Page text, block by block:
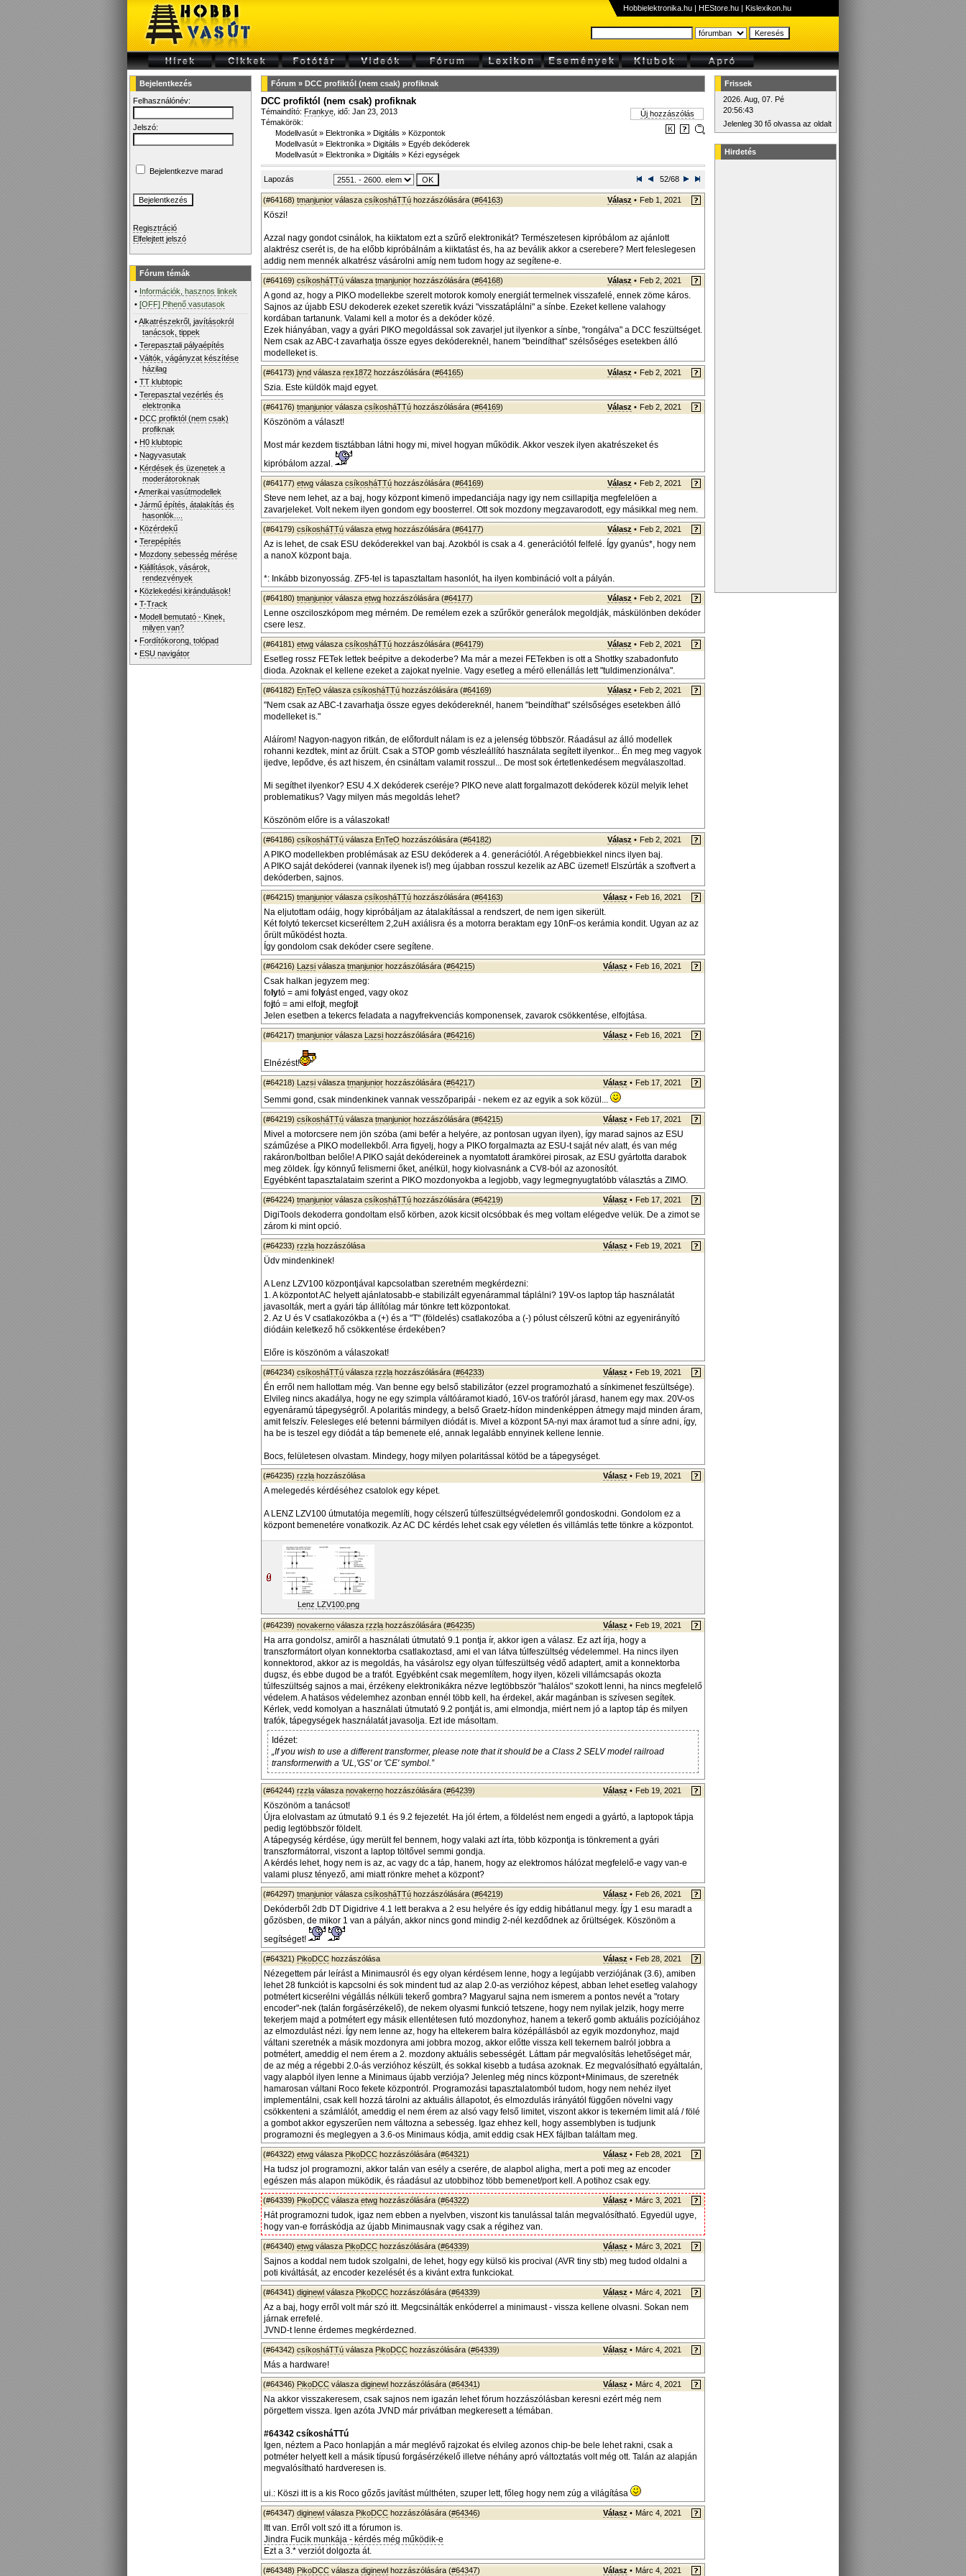
Hobbielektronika.hu | HEStore.hu | Kislexikon.hu
Bejelentkezés
Felhasználónév:
Jelszó:
Bejelentkezve marad
Regisztráció
Elfelejtett jelszó
Fórum témák
• Információk, hasznos linkek
•[OFF] Pihenő vasutasok
•Alkatrészekről, javításokról
tanácsok, tippek
•Terepasztali pályaépítés
•Váltók, vágányzat készítése
házilag
•TT klubtopic
•Terepasztal vezérlés és
elektronika
• DCC profiktól (nem csak)
profiknak
• H0 klubtopic
• Nagyvasutak
• Kérdések és üzenetek a
moderátoroknak
•Amerikai vasútmodellek
•Jármű építés, átalakítás és
hasonlók....
• Közérdekű
•Terepépítés
• Mozdony sebesség mérése
• Kiállítások, vásárok,
rendezvények
• Közlekedési kirándulások!
•T-Track
• Modell bemutató - Kinek,
milyen van?
• Fordítókorong, tolópad
• ESU navigátor
Fórum » DCC profiktól (nem csak) profiknak
DCC profiktól (nem csak) profiknak
Témaindító: Frankye , idő: Jan 23, 2013
Témakörök:
Modellvasút » Elektronika » Digitális » Központok
Modellvasút » Elektronika » Digitális » Egyéb dekóderek
Modellvasút » Elektronika » Digitális » Kézi egységek
Új hozzászólás
Lapozás 52/68
(#64168) tmanjunior válasza csíkosháTTú hozzászólására (#64163) Válasz • Feb 1, 2021
Köszi!
Azzal nagy gondot csinálok, ha kiiktatom ezt a szűrő elektronikát? Természetesen kipróbálom az ajánlott
alaktrész cserét is, de ha előbb kipróbálnám a kiiktatást és, ha az beválik akkor a cserebere? Mert feleslegesen
addig nem mennék alkatrész vásárolni amíg nem tudom hogy az segítene-e.
(#64169) csíkosháTTú válasza tmanjunior hozzászólására (#64168) Válasz • Feb 2, 2021
A gond az, hogy a PIKO modellekbe szerelt motorok komoly energiát termelnek visszafelé, ennek zöme káros.
Sajnos az újabb ESU dekoderek ezeket szeretik kvázi "visszatáplálni" a sínbe. Ezeket kellene valahogy
kordában tartanunk. Valami kell a motor és a dekóder közé.
Ezek hiányában, vagy a gyári PIKO megoldással sok zavarjel jut ilyenkor a sínbe, "rongálva" a DCC feszültséget.
Nem csak az ABC-t zavarhatja össze egyes dekódereknél, hanem "beindíthat" szélsőséges esetekben álló
modelleket is.
(#64173) jvnd válasza rex1872 hozzászólására (#64165) Válasz • Feb 2, 2021
Szia. Este küldök majd egyet.
(#64176) tmanjunior válasza csíkosháTTú hozzászólására (#64169) Válasz • Feb 2, 2021
Köszönöm a választ!
Most már kezdem tisztábban látni hogy mi, mivel hogyan működik. Akkor veszek ilyen akatrészeket és
kipróbálom azzal.
(#64177) etwg válasza csíkosháTTú hozzászólására (#64169) Válasz • Feb 2, 2021
Steve nem lehet, az a baj, hogy központ kimenö impedanciája nagy igy nem csillapitja megfelelöen a
zavarjeleket. Volt nekem ilyen gondom egy boosterrel. Ott sok mozdony megzavarodott, egy másikkal meg nem.
(#64179) csíkosháTTú válasza etwg hozzászólására (#64177) Válasz • Feb 2, 2021
Az is lehet, de csak ESU dekóderekkel van baj. Azokból is csak a 4. generációtól felfelé. Így gyanús*, hogy nem
a nanoX központ baja.
*: Inkább bizonyosság. ZF5-tel is tapasztaltam hasonlót, ha ilyen kombináció volt a pályán.
(#64180) tmanjunior válasza etwg hozzászólására (#64177) Válasz • Feb 2, 2021
Lenne oszciloszkópom meg mérném. De remélem ezek a szűrőkör generálok megoldják, máskülönben dekóder
csere lesz.
(#64181) etwg válasza csíkosháTTú hozzászólására (#64179) Válasz • Feb 2, 2021
Esetleg rossz FETek lettek beépitve a dekoderbe? Ma már a mezei FETekben is ott a Shottky szabadonfuto
dioda. Azoknak el kellene ezeket a zajokat nyelnie. Vagy esetleg a mérö ellenállás lett "tuldimenzionálva".
(#64182) EnTeO válasza csíkosháTTú hozzászólására (#64169) Válasz • Feb 2, 2021
"Nem csak az ABC-t zavarhatja össze egyes dekódereknél, hanem "beindíthat" szélsőséges esetekben álló
modelleket is."
Aláírom! Nagyon-nagyon ritkán, de előfordult nálam is ez a jelenség többször. Ráadásul az álló modellek
rohanni kezdtek, mint az őrült. Csak a STOP gomb vészleállító használata segített ilyenkor... Én meg meg vagyok
ijedve, lepődve, és azt hiszem, én csináltam valamit rosszul... De most sok értetlenkedésem megválaszoltad.
Mi segíthet ilyenkor? ESU 4.X dekóderek cseréje? PIKO neve alatt forgalmazott dekóderek közül melyik lehet
problematikus? Vagy milyen más megoldás lehet?
Köszönöm előre is a válaszokat!
(#64186) csíkosháTTú válasza EnTeO hozzászólására (#64182) Válasz • Feb 2, 2021
A PIKO modellekben problémásak az ESU dekóderek a 4. generációtól. A régebbiekkel nincs ilyen baj.
A PIKO saját dekóderei (vannak ilyenek is!) meg újabban rosszul kezelik az ABC üzemet! Elszúrták a szoftvert a
dekóderben, sajnos.
(#64215) tmanjunior válasza csíkosháTTú hozzászólására (#64163) Válasz • Feb 16, 2021
Na eljutottam odáig, hogy kipróbáljam az átalakítással a rendszert, de nem igen sikerült.
Két folytó tekercset kicseréltem 2,2uH axiálisra és a motorra beraktam egy 10nF-os kerámia kondit. Ugyan az az
őrült működést hozta.
Így gondolom csak dekóder csere segítene.
(#64216) Lazsi válasza tmanjunior hozzászólására (#64215) Válasz • Feb 16, 2021
Csak halkan jegyzem meg:
fo lytó = ami fo lyást enged, vagy okoz
fojtó = ami elfojt, megfojt
Jelen esetben a tekercs feladata a nagyfrekvenciás komponensek, zavarok csökkentése, elfojtása.
(#64217) tmanjunior válasza Lazsi hozzászólására (#64216) Válasz • Feb 16, 2021
Elnézést!
(#64218) Lazsi válasza tmanjunior hozzászólására (#64217) Válasz • Feb 17, 2021
Semmi gond, csak mindenkinek vannak vesszőparipái - nekem ez az egyik a sok közül...
(#64219) csíkosháTTú válasza tmanjunior hozzászólására (#64215) Válasz • Feb 17, 2021
Mivel a motorcsere nem jön szóba (ami befér a helyére, az pontosan ugyan ilyen), így marad sajnos az ESU
száműzése a PIKO modellekből. Arra figyelj, hogy a PIKO forgalmazta az ESU-t saját név alatt, és van még
rakáron/boltban belőle! A PIKO saját dekódereinek a nyomtatott áramkörei pirosak, az ESU gyártotta darabok
meg zöldek. Így könnyű felismerni őket, anélkül, hogy kiolvasnánk a CV8-ból az azonosítót.
Egyébként tapasztalataim szerint a PIKO mozdonyokba a legjobb, vagy legmegnyugtatóbb választás a ZIMO.
(#64224) tmanjunior válasza csíkosháTTú hozzászólására (#64219) Válasz • Feb 17, 2021
DigiTools dekoderra gondoltam első körben, azok kicsit olcsóbbak és meg voltam elégedve velük. De a zimot se
zárom ki mint opció.
(#64233) rzzla hozzászólása Válasz • Feb 19, 2021
Üdv mindenkinek!
A Lenz LZV100 központjával kapcsolatban szeretném megkérdezni:
1. A központot AC helyett ajánlatosabb-e stabilizált egyenárammal táplálni? 19V-os laptop táp használatát
javasolták, mert a gyári táp állítólag már tönkre tett központokat.
2. Az U és V csatlakozókba a (+) és a "T" (földelés) csatlakozóba a (-) pólust célszerű kötni az egyenirányító
diódáin keletkező hő csökkentése érdekében?
Előre is köszönöm a válaszokat!
(#64234) csíkosháTTú válasza rzzla hozzászólására (#64233) Válasz • Feb 19, 2021
Én erről nem hallottam még. Van benne egy belső stabilizátor (ezzel programozható a sínkimenet feszültsége).
Elvileg nincs akadálya, hogy ne egy szimpla váltóáramot kiadó, 16V-os trafóról járasd, hanem egy max. 20V-os
egyenáramú tápegységről. A polaritás mindegy, a belső Graetz-hídon mindenképpen átmegy majd minden áram,
amit felszív. Felesleges elé betenni bármilyen diódát is. Mivel a központ 5A-nyi max áramot tud a sínre adni, így,
ha be is teszel egy diódát a táp bemenete elé, annak legalább ennyinek kellene lennie.
Bocs, felületesen olvastam. Mindegy, hogy milyen polaritással kötöd be a tápegységet.
(#64235) rzzla hozzászólása Válasz • Feb 19, 2021
A melegedés kérdéséhez csatolok egy képet.
A LENZ LZV100 útmutatója megemlíti, hogy célszerű túlfeszültségvédelemről gondoskodni. Gondolom ez a
központ bemenetére vonatkozik. Az AC DC kérdés lehet csak egy véletlen és villámlás tette tönkre a központot.
Lenz LZV100.png
(#64239) novakerno válasza rzzla hozzászólására (#64235) Válasz • Feb 19, 2021
Ha arra gondolsz, amiről a használati útmutató 9.1 pontja ír, akkor igen a válasz. Ez azt írja, hogy a
transzformátort olyan konnektorba csatlakoztasd, ami el van látva túlfeszültség védelemmel. Ha nincs ilyen
konnektorod, akkor az is megoldás, ha vásárolsz egy olyan túlfeszültség védő adaptert, amit a konnektorba
dugsz, és ebbe dugod be a trafót. Egyébként csak megemlítem, hogy ilyen, közeli villámcsapás okozta
túlfeszültség sajnos a mai, érzékeny elektronikákra nézve legtöbbször "halálos" szokott lenni, ha nincs megfelelő
védelem. A hatásos védelemhez azonban ennél több kell, ha érdekel, akár magánban is szívesen segítek.
Kérlek, vedd komolyan a használati útmutató 9.2 pontját is, ami elmondja, miért nem jó a laptop táp és milyen
trafók, tápegységek használatát javasolja. Ezt ide másoltam.
Idézet:
„If you wish to use a different transformer, please note that it should be a Class 2 SELV model railroad
transformerwith a 'UL,'GS' or 'CE' symbol.”
(#64244) rzzla válasza novakerno hozzászólására (#64239) Válasz • Feb 19, 2021
Köszönöm a tanácsot!
Újra elolvastam az útmutató 9.1 és 9.2 fejezetét. Ha jól értem, a földelést nem engedi a gyártó, a laptopok tápja
pedig legtöbbször földelt.
A tápegység kérdése, úgy merült fel bennem, hogy valaki azt írta, több központja is tönkrement a gyári
transzformátorral, viszont a laptop töltővel semmi gondja.
A kérdés lehet, hogy nem is az, ac vagy dc a táp, hanem, hogy az elektromos hálózat megfelelő-e vagy van-e
valami plusz tényező, ami miatt rönkre mehet a központ?
(#64297) tmanjunior válasza csíkosháTTú hozzászólására (#64219) Válasz • Feb 26, 2021
Dekóderből 2db DT Digidrive 4.1 lett berakva a 2 esu helyére és így eddig hibátlanul megy. Így 1 esu maradt a
gőzösben, de mikor 1 van a pályán, akkor nincs gond mindig 2-nél kezdődnek az őrültségek. Köszönöm a
segítséget!
(#64321) PikoDCC hozzászólása Válasz • Feb 28, 2021
Nézegettem pár leírást a Minimausról és egy olyan kérdésem lenne, hogy a legújabb verziójának (3.6), amiben
lehet 28 funkciót is kapcsolni és sok mindent tud az alap 2.0-as verzióhoz képest, abban lehet esetleg valahogy
potmétert kicserélni végállás nélküli tekerő gombra? Magyarul sajna nem ismerem a pontos nevét a "rotary
encoder"-nek (talán forgásérzékelő), de nekem olyasmi funkció tetszene, hogy nem nyilak jelzik, hogy merre
tekerjem majd a potmétert egy másik ellentétesen futó mozdonyhoz, hanem a tekerő gomb aktuális pozíciójához
az elmozdulást nézi. Így nem lenne az, hogy ha eltekerem balra középállásból az egyik mozdonyhoz, majd
váltani szeretnék a másik mozdonyra ami jobbra mozog, akkor előtte vissza kell tekernem balról jobbra a
potmétert, ameddig el nem érem a 2. mozdony aktuális sebességét. Láttam pár megvalósítás lehetőséget már,
de az még a régebbi 2.0-ás verzióhoz készült, és sokkal kisebb a tudása azoknak. Ez megvalósítható egyáltalán,
vagy alapból ilyen lenne a Minimaus újabb verziója? Jelenleg még nincs központ+Minimaus, de szeretnék
hamarosan váltani Roco fekete központról. Programozási tapasztalatomból tudom, hogy nem nehéz ilyet
implementálni, csak kell hozzá tárolni az aktuális állapotot, és elmozdulás irányától függően növelni vagy
csökkenteni a számlálót, ameddig el nem érem az alsó vagy felső limitet, viszont akkor is tekerném limit alá / fölé
a gombot akkor egyszerűen nem változna a sebesség. Igaz ehhez kell, hogy assemblyben is tudjunk
programozni és meglegyen a 3.6-os Minimaus kódja, amit eddig csak HEX fájlban találtam meg.
(#64322) etwg válasza PikoDCC hozzászólására (#64321) Válasz • Feb 28, 2021
Ha tudsz jol programozni, akkor talán van esély a cserére, de alapbol aligha, mert a poti meg az encoder
egészen más alapon müködik, és ráadásul az utobbihoz több bemenet/port kell. A potihoz csak egy.
(#64339) PikoDCC válasza etwg hozzászólására (#64322) Válasz • Márc 3, 2021
Hát programozni tudok, igaz nem ebben a nyelvben, viszont kis tanulással talán megvalósítható. Egyedül ugye,
hogy van-e forráskódja az újabb Minimausnak vagy csak a régihez van.
(#64340) etwg válasza PikoDCC hozzászólására (#64339) Válasz • Márc 3, 2021
Sajnos a koddal nem tudok szolgalni, de lehet, hogy egy külsö kis procival (AVR tiny stb) meg tudod oldalni a
poti kiváltását, az encoder kezelését és a kivánt extra funkciokat.
(#64341) diginewl válasza PikoDCC hozzászólására (#64339) Válasz • Márc 4, 2021
Az a baj, hogy erről volt már szó itt. Megcsinálták enkóderrel a minimaust - vissza kellene olvasni. Sokan nem
járnak errefelé.
JVND-t lenne érdemes megkérdezned.
(#64342) csíkosháTTú válasza PikoDCC hozzászólására (#64339) Válasz • Márc 4, 2021
Más a hardware!
(#64346) PikoDCC válasza diginewl hozzászólására (#64341) Válasz • Márc 4, 2021
Na akkor visszakeresem, csak sajnos nem igazán lehet fórum hozzászólásban keresni ezért még nem
pörgettem vissza. Igen azóta JVND már privátban megkeresett a témában.
#64342 csíkosháTTú
Igen, néztem a Paco honlapján a már meglévő rajzokat és elvileg azonos chip-be bele lehet rakni, csak a
potméter helyett kell a másik típusú forgásérzékelő illetve néhány apró változtatás volt még ott. Talán az alapján
megvalósítható hardveresen is.
ui.: Köszi itt is a kis Roco gőzős javítást múlthéten, szuper lett, főleg hogy nem zúg a világítása
(#64347) diginewl válasza PikoDCC hozzászólására (#64346) Válasz • Márc 4, 2021
Itt van. Erről volt szó itt a fórumon is.
Jindra Fucik munkája - kérdés még működik-e
Ezt a 3.* verziót dolgozta át.
(#64348) PikoDCC válasza diginewl hozzászólására (#64347) Válasz • Márc 4, 2021
Frissek
2026. Aug, 07. Pé
20:56:43
Jelenleg 30 fő olvassa az oldalt
Hirdetés